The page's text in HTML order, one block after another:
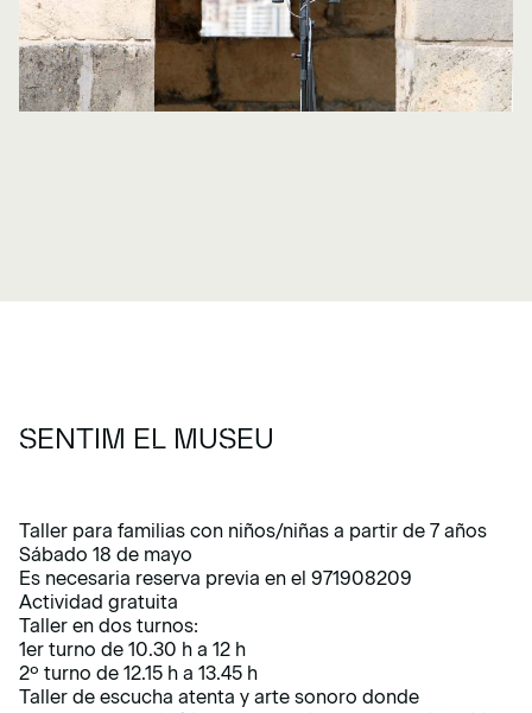
SENTIM EL MUSEU
Taller para familias con niños/niñas a partir de 7 años
Sábado 18 de mayo
Es necesaria reserva previa en el 971908209
Actividad gratuita
Taller en dos turnos:
1er turno de 10.30 h a 12 h
2º turno de 12.15 h a 13.45 h
Taller de escucha atenta y arte sonoro donde